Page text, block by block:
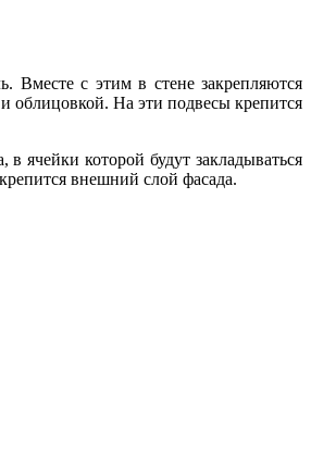
Вместе с этим в стене закрепляются
облицовкой. На эти подвесы крепится
в ячейки которой будут закладываться
внешний слой фасада.